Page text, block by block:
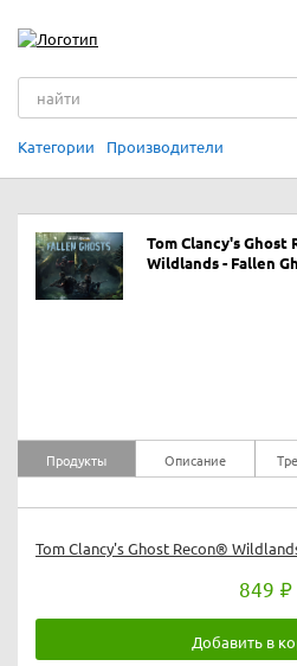
Категории Производители
Tom Clancy's Ghost
Wildlands - Fallen
Продукты Описание
Tom Clancy's Ghost Recon®
849
Добавить в